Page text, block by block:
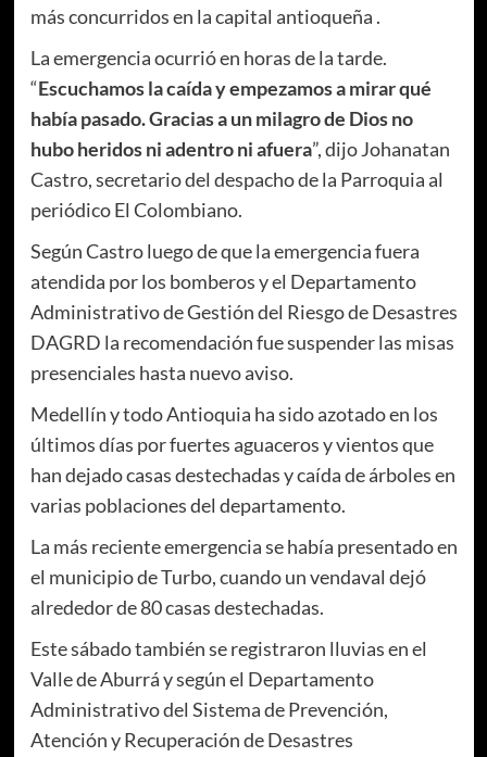
más concurridos en la capital antioqueña .
La emergencia ocurrió en horas de la tarde.
“Escuchamos la caída y empezamos a mirar qué
había pasado. Gracias a un milagro de Dios no
hubo heridos ni adentro ni afuera”, dijo Johanatan
Castro, secretario del despacho de la Parroquia al
periódico El Colombiano.
Según Castro luego de que la emergencia fuera
atendida por los bomberos y el Departamento
Administrativo de Gestión del Riesgo de Desastres
DAGRD la recomendación fue suspender las misas
presenciales hasta nuevo aviso.
Medellín y todo Antioquia ha sido azotado en los
últimos días por fuertes aguaceros y vientos que
han dejado casas destechadas y caída de árboles en
varias poblaciones del departamento.
La más reciente emergencia se había presentado en
el municipio de Turbo, cuando un vendaval dejó
alrededor de 80 casas destechadas.
Este sábado también se registraron lluvias en el
Valle de Aburrá y según el Departamento
Administrativo del Sistema de Prevención,
Atención y Recuperación de Desastres